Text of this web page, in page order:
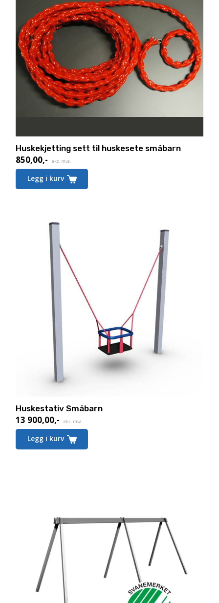
Huskekjetting sett til huskesete småbarn
850,00,- eks. mva.
Legg i kurv
Huskestativ Småbarn
13 900,00,- eks. mva.
Legg i kurv